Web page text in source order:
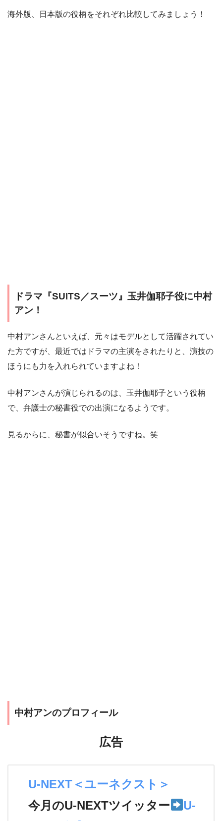
海外版、日本版の役柄をそれぞれ比較してみましょう！
ドラマ『SUITS／スーツ』玉井伽耶子役に中村
アン！
中村アンさんといえば、元々はモデルとして活躍されてい
た方ですが、最近ではドラマの主演をされたりと、演技の
ほうにも力を入れられていますよね！
中村アンさんが演じられるのは、玉井伽耶子という役柄
で、弁護士の秘書役での出演になるようです。
見るからに、秘書が似合いそうですね。笑
中村アンのプロフィール
広告
U-NEXT＜ユーネクスト＞
今月のU-NEXTツイッター
U-